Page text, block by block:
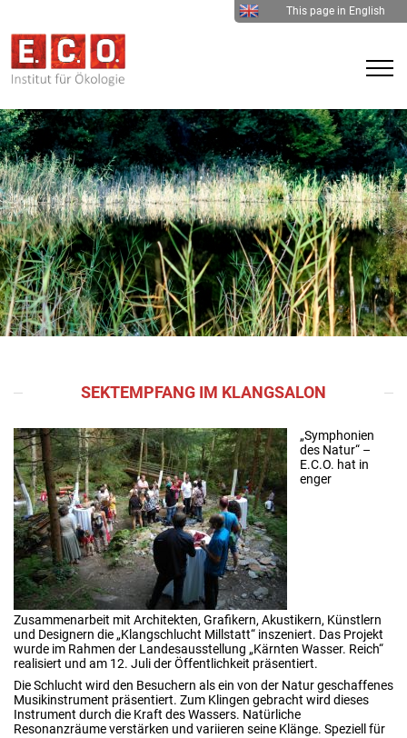
This page in English
SEKTEMPFANG IM KLANGSALON
„Symphonien
des Natur“ –
E.C.O. hat in
enger
Zusammenarbeit mit Architekten, Grafikern, Akustikern, Künstlern
und Designern die „Klangschlucht Millstatt“ inszeniert. Das Projekt
wurde im Rahmen der Landesausstellung „Kärnten Wasser. Reich“
realisiert und am 12. Juli der Öffentlichkeit präsentiert.
Die Schlucht wird den Besuchern als ein von der Natur geschaffenes
Musikinstrument präsentiert. Zum Klingen gebracht wird dieses
Instrument durch die Kraft des Wassers. Natürliche
Resonanzräume verstärken und variieren seine Klänge. Speziell für